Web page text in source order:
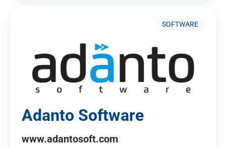
SOFTWARE
Adanto Software
www.adantosoft.com